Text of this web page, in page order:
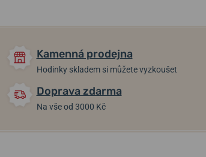
Kamenná prodejna
Hodinky skladem si můžete vyzkoušet
Doprava zdarma
Na vše od 3000 Kč